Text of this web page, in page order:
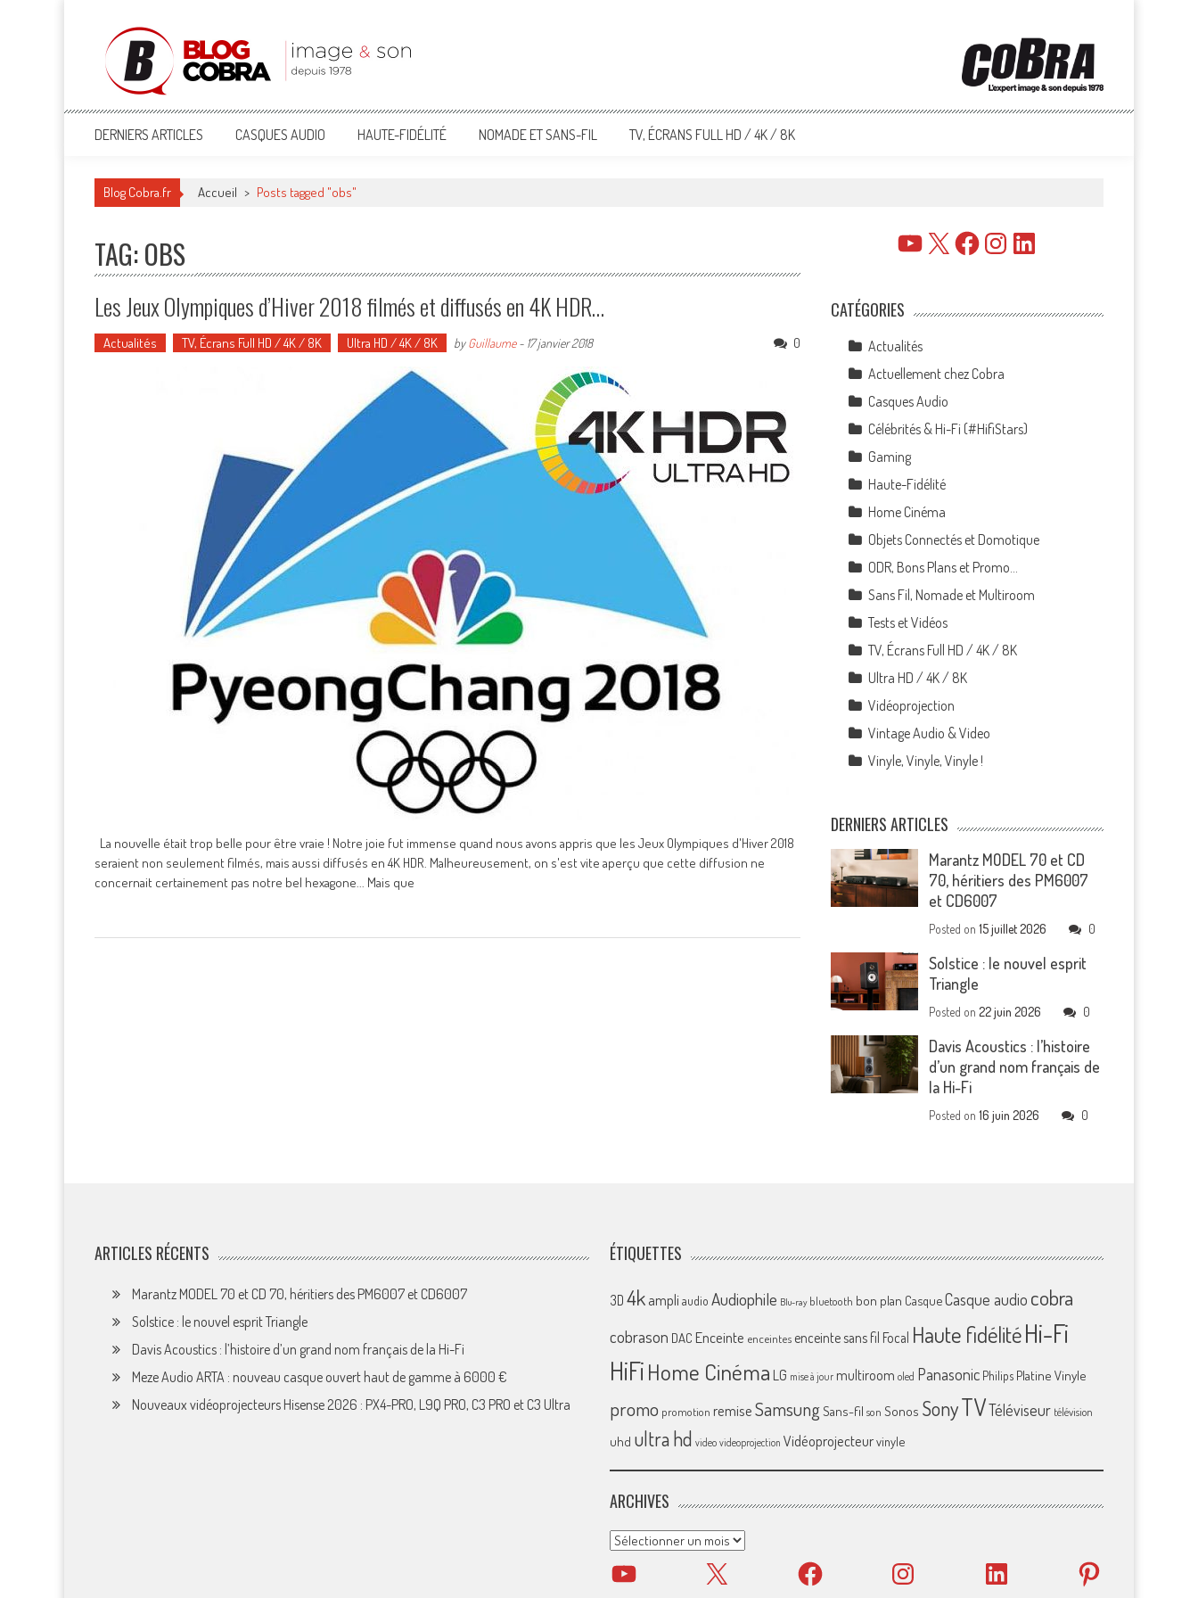
Blog Cobra
Toute l'actu Image & Son !
DERNIERS ARTICLES CASQUES AUDIO HAUTE-FIDÉLITÉ NOMADE ET SANS-FIL TV, ÉCRANS FULL HD / 4K / 8K
Blog Cobra.fr Accueil > Posts tagged "obs"
TAG: OBS
Les Jeux Olympiques d’Hiver 2018 filmés et diffusés en 4K HDR…
Actualités TV, Écrans Full HD / 4K / 8K Ultra HD / 4K / 8K byGuillaume- 17 janvier 2018 0
La nouvelle était trop belle pour être vraie ! Notre joie fut immense quand nous avons appris que les Jeux Olympiques d'Hiver 2018
seraient non seulement filmés, mais aussi diffusés en 4K HDR. Malheureusement, on s'est vite aperçu que cette diffusion ne
concernait certainement pas notre bel hexagone... Mais que
YouTube
X FacebookInstagramLinkedIn
CATÉGORIES
Actualités
Actuellement chez Cobra
Casques Audio
Célébrités & Hi-Fi (#HifiStars)
Gaming
Haute-Fidélité
Home Cinéma
Objets Connectés et Domotique
ODR, Bons Plans et Promo…
Sans Fil, Nomade et Multiroom
Tests et Vidéos
TV, Écrans Full HD / 4K / 8K
Ultra HD / 4K / 8K
Vidéoprojection
Vintage Audio & Video
Vinyle, Vinyle, Vinyle !
DERNIERS ARTICLES
Marantz MODEL 70 et CD
70, héritiers des PM6007
et CD6007
Posted on15 juillet 2026 0
Solstice : le nouvel esprit
Triangle
Posted on22 juin 2026 0
Davis Acoustics : l’histoire
d’un grand nom français de
la Hi-Fi
Posted on16 juin 2026 0
ARTICLES RÉCENTS
Marantz MODEL 70 et CD 70, héritiers des PM6007 et CD6007
Solstice : le nouvel esprit Triangle
Davis Acoustics : l’histoire d’un grand nom français de la Hi-Fi
Meze Audio ARTA : nouveau casque ouvert haut de gamme à 6000 €
Nouveaux vidéoprojecteurs Hisense 2026 : PX4-PRO, L9Q PRO, C3 PRO et C3 Ultra
ÉTIQUETTES
3D 4k ampliaudio Audiophile Blu-ray bluetooth bon plan CasqueCasque audio cobra
cobrason DAC Enceinte enceintes enceinte sans fil Focal Haute fidélitéHi-Fi
HiFiHome Cinéma LG mise à jour multiroom oled Panasonic Philips Platine Vinyle
promo promotion remiseSamsungSans-fil son Sonos SonyTVTéléviseur télévision
uhd ultra hd video videoprojection Vidéoprojecteurvinyle
ARCHIVES
Archives
YouTube X Facebook Instagram LinkedIn Pinterest